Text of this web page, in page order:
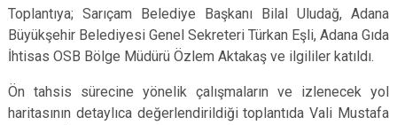
Toplantıya; Sarıçam Belediye Başkanı Bilal Uludağ, Adana
Büyükşehir Belediyesi Genel Sekreteri Türkan Eşli, Adana Gıda
İhtisas OSB Bölge Müdürü Özlem Aktakaş ve ilgililer katıldı.
Ön tahsis sürecine yönelik çalışmaların ve izlenecek yol
haritasının detaylıca değerlendirildiği toplantıda Vali Mustafa